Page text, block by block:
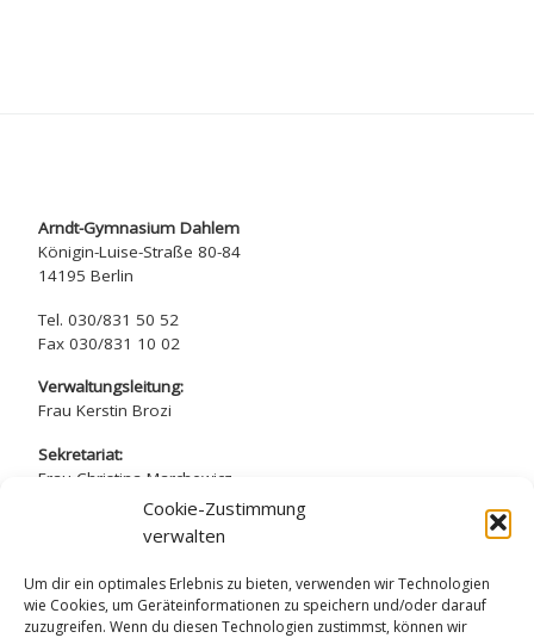
Cookie-Zustimmung
verwalten
Um dir ein optimales Erlebnis zu bieten, verwenden wir Technologien
wie Cookies, um Geräteinformationen zu speichern und/oder darauf
zuzugreifen. Wenn du diesen Technologien zustimmst, können wir
Arndt-Gymnasium Dahlem
Königin-Luise-Straße 80-84
14195 Berlin
Tel. 030/831 50 52
Fax 030/831 10 02
Verwaltungsleitung:
Frau Kerstin Brozi
Sekretariat:
Frau Christina Marchewicz
Frau Nadine Simros
sekretariat@arndt-gymnasium.de